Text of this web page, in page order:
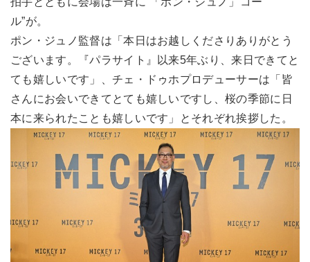
ル”が。
ポン・ジュノ監督は「本日はお越しくださりありがとう
ございます。『パラサイト』以来5年ぶり、来日できてと
ても嬉しいです」、チェ・ドゥホプロデューサーは「皆
さんにお会いできてとても嬉しいですし、桜の季節に日
本に来られたことも嬉しいです」とそれぞれ挨拶した。